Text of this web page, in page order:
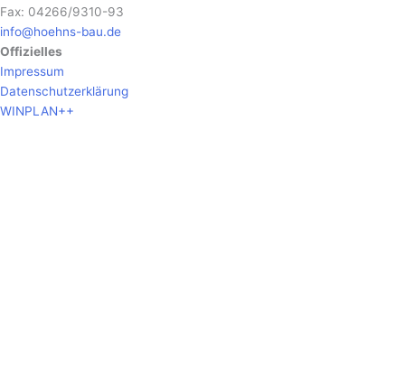
Fax: 04266/9310-93
info@hoehns-bau.de
Offizielles
Impressum
Datenschutzerklärung
WINPLAN++